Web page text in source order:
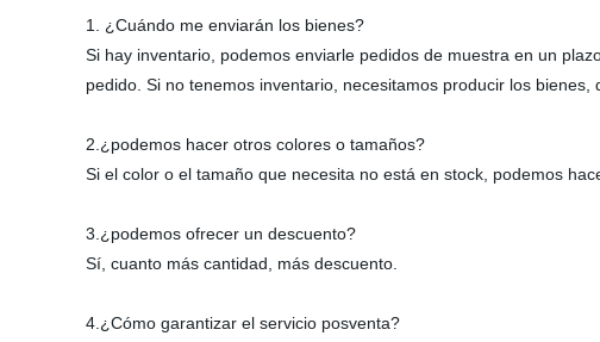
1. ¿Cuándo me enviarán los bienes?
Si hay inventario, podemos enviarle pedidos de muestra en un
pedido. Si no tenemos inventario, necesitamos producir los
2.¿podemos hacer otros colores o tamaños?
Si el color o el tamaño que necesita no está en stock, podemos
3.¿podemos ofrecer un descuento?
Sí, cuanto más cantidad, más descuento.
4.¿Cómo garantizar el servicio posventa?